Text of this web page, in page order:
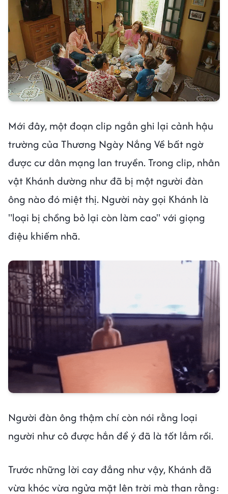
Mới đây, một đoạn clip ngắn ghi lại cảnh hậu
trường của Thương Ngày Nắng Về bất ngờ
được cư dân mạng lan truyền. Trong clip, nhân
vật Khánh dường như đã bị một người đàn
ông nào đó miệt thị. Người này gọi Khánh là
"loại bị chồng bỏ lại còn làm cao" với giọng
điệu khiếm nhã.
Người đàn ông thậm chí còn nói rằng loại
người như cô được hắn để ý đã là tốt lắm rồi.
Trước những lời cay đắng như vậy, Khánh đã
vừa khóc vừa ngửa mặt lên trời mà than rằng: